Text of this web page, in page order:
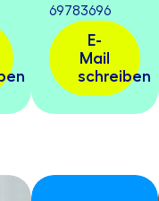
69783696
E-
Mail
schreiben